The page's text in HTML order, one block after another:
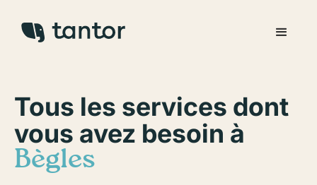
Tous les services dont
vous avez besoin à
Bègles